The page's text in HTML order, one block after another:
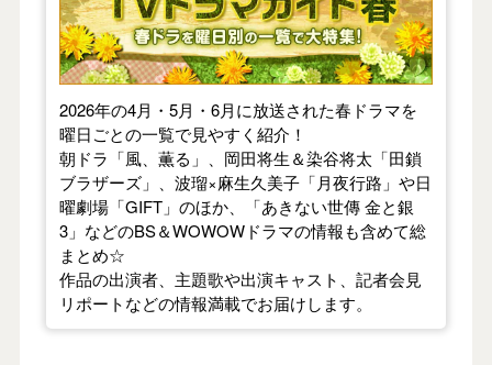
2026年の4月・5月・6月に放送された春ドラマを
曜日ごとの一覧で見やすく紹介！
朝ドラ「風、薫る」、岡田将生＆染谷将太「田鎖
ブラザーズ」、波瑠×麻生久美子「月夜行路」や日
曜劇場「GIFT」のほか、「あきない世傳 金と銀
3」などのBS＆WOWOWドラマの情報も含めて総
まとめ☆
作品の出演者、主題歌や出演キャスト、記者会見
リポートなどの情報満載でお届けします。